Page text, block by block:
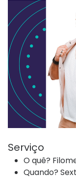
Serviço
O quê?
Quando?